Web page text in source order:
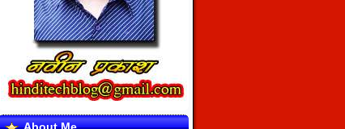
About Me